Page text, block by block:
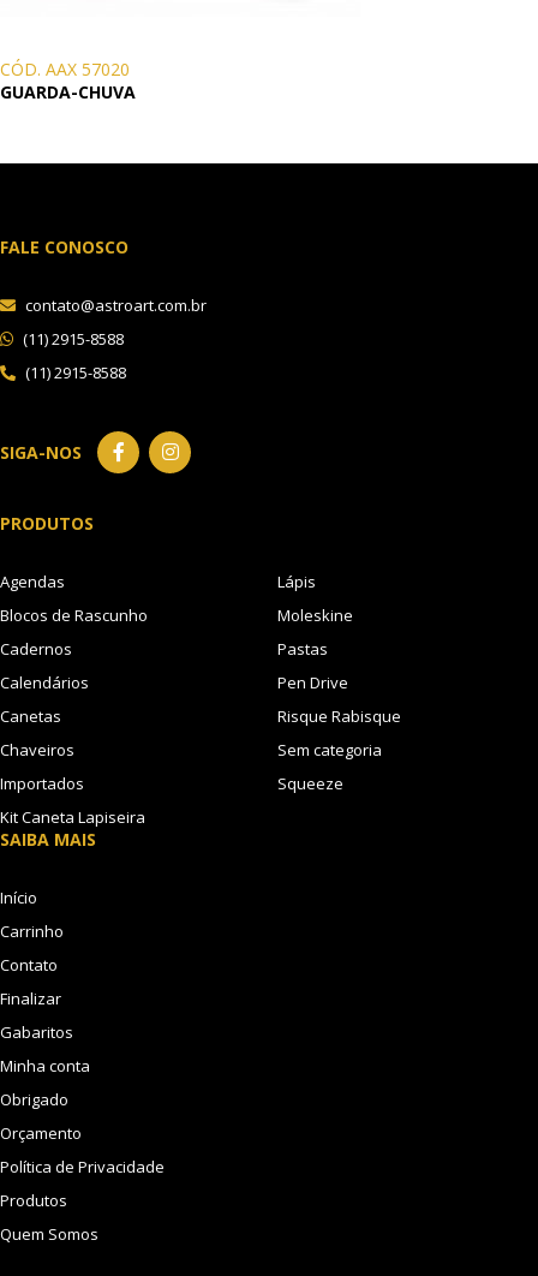
CÓD. AAX 57020
GUARDA-CHUVA
FALE CONOSCO
contato@astroart.com.br
(11) 2915-8588
(11) 2915-8588
SIGA-NOS
PRODUTOS
Agendas
Blocos de Rascunho
Cadernos
Calendários
Canetas
Chaveiros
Importados
Kit Caneta Lapiseira
Lápis
Moleskine
Pastas
Pen Drive
Risque Rabisque
Sem categoria
Squeeze
SAIBA MAIS
Início
Carrinho
Contato
Finalizar
Gabaritos
Minha conta
Obrigado
Orçamento
Política de Privacidade
Produtos
Quem Somos